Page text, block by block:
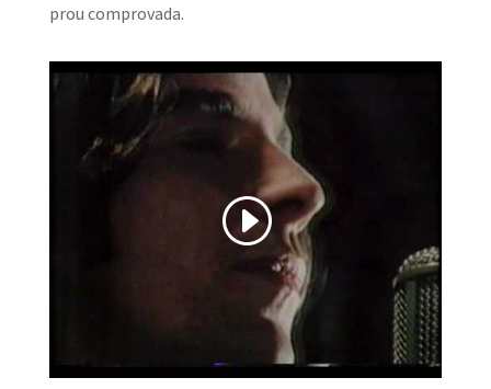
prou comprovada.